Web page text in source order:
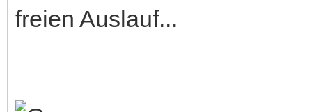
freien Auslauf...